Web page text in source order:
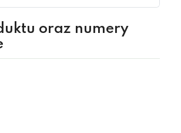
oraz numery